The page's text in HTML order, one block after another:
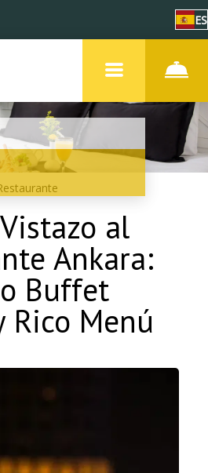
ES
al
Ankara:
Buffet
Rico Menú